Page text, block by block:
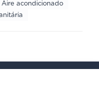
Aire acondicionado